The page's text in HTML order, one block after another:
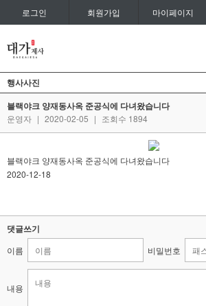
로그인 회원가입 마이페이지
행사사진
블랙야크 양재동사옥 준공식에 다녀왔습니다
운영자 | 2020-02-05 | 조회수 1894
블랙야크 양재동사옥 준공식에 다녀왔습니다
2020-12-18
댓글쓰기
이름 비밀번호
내용